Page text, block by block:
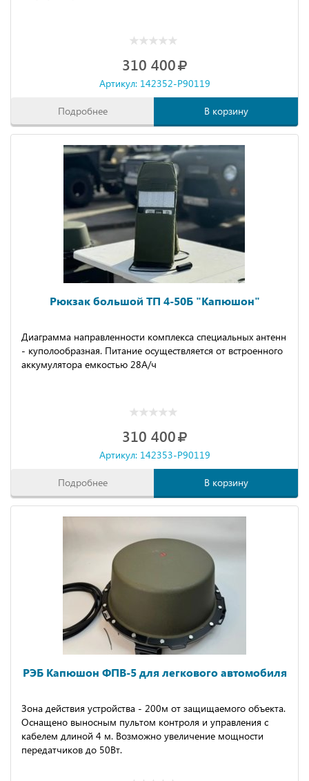
310 400
Артикул: 142352-P90119
Подробнее В корзину
Рюкзак большой ТП 4-50Б "Капюшон"
Диаграмма направленности комплекса специальных антенн
- куполообразная. Питание осуществляется от встроенного
аккумулятора емкостью 28А/ч
310 400
Артикул: 142353-P90119
Подробнее В корзину
РЭБ Капюшон ФПВ-5 для легкового автомобиля
Зона действия устройства - 200м от защищаемого объекта.
Оснащено выносным пультом контроля и управления с
кабелем длиной 4 м. Возможно увеличение мощности
передатчиков до 50Вт.